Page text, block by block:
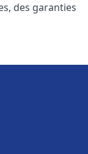
des garanties